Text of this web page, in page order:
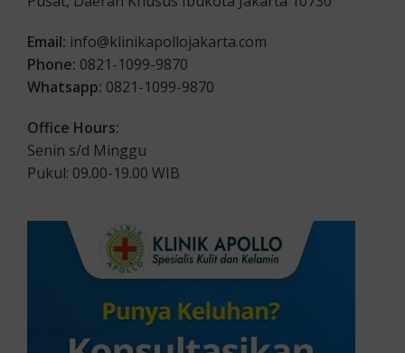
Email: info@klinikapollojakarta.com
Phone: 0821-1099-9870
Whatsapp: 0821-1099-9870
Office Hours:
Senin s/d Minggu
Pukul: 09.00-19.00 WIB